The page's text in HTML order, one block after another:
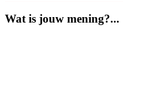
Wat is jouw mening?...